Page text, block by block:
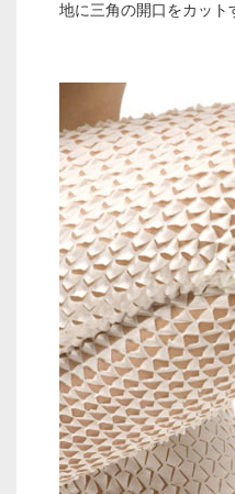
地に三角の開口をカット